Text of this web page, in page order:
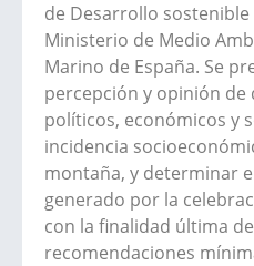
de Desarrollo
Ministerio de Medio
Marino de España. Se
percepción y opinión
políticos, económicos y
incidencia
montaña, y determinar
generado por la
con la finalidad última
recomendaciones